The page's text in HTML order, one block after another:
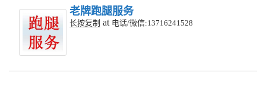
老牌跑腿服务
长按复制 at 电话/微信:13716241528